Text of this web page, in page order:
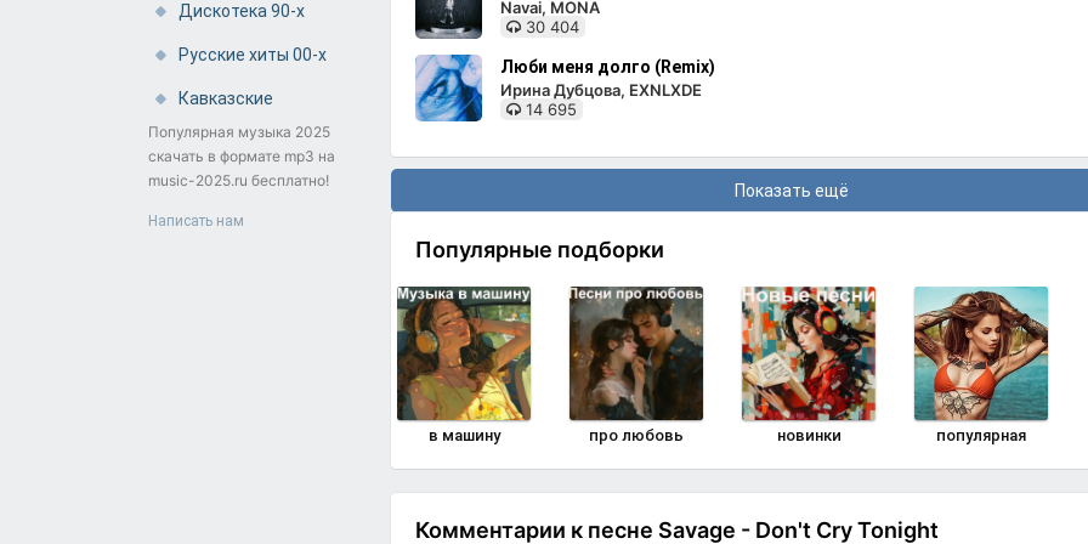
Дискотека 90-х
Русские хиты 00-х
Кавказские
Популярная музыка 2025
скачать в формате mp3 на
music-2025.ru бесплатно!
Написать нам
Navai, MONA
30 404
Люби меня долго (Remix)
Ирина Дубцова, EXNLXDE
14 695
Показать ещё
Популярные подборки
в машину про любовь новинки популярная
Комментарии к песне Savage - Don't Cry Tonight